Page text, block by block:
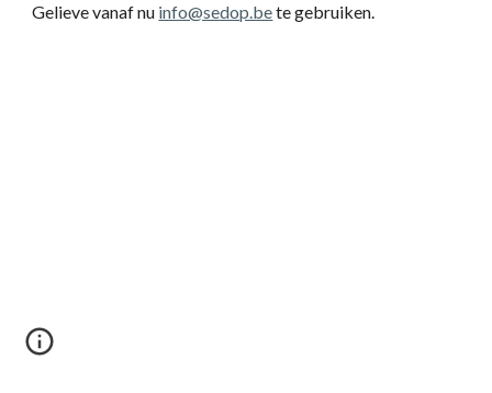
Gelieve vanaf nu info@sedop.be te gebruiken.